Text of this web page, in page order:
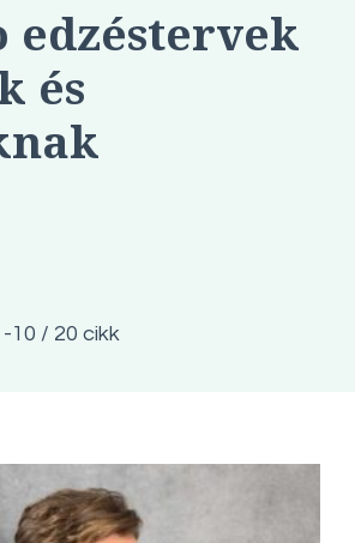
edzéstervek
és
10 / 20 cikk